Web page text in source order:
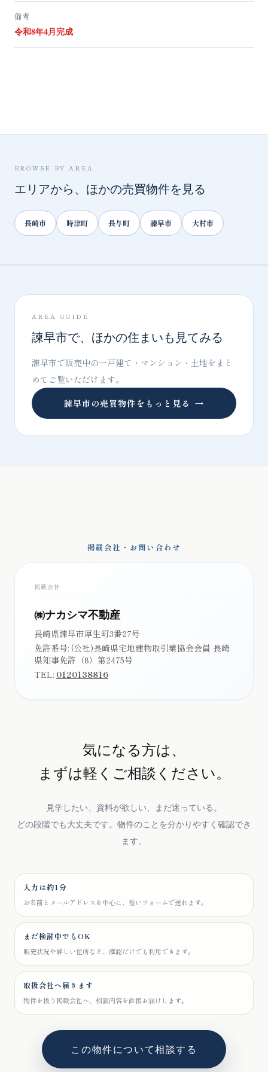
備考
令和8年4月完成
BROWSE BY AREA
エリアから、ほかの売買物件を見る
長崎市 時津町 長与町 諫早市 大村市
AREA GUIDE
諫早市で、ほかの住まいも見てみる
諫早市で販売中の一戸建て・マンション・土地をまと
めてご覧いただけます。
諫早市の売買物件をもっと見る →
掲載会社・お問い合わせ
掲載会社
㈱ナカシマ不動産
長崎県諫早市厚生町3番27号
免許番号: (公社)長崎県宅地建物取引業協会会員 長崎
県知事免許（8）第2475号
TEL: 0120138816
気になる方は、
まずは軽くご相談ください。
見学したい、資料が欲しい、まだ迷っている。
どの段階でも大丈夫です。物件のことを分かりやすく確認でき
ます。
入力は約1分
お名前とメールアドレスを中心に、短いフォームで送れます。
まだ検討中でもOK
販売状況や詳しい住所など、確認だけでも利用できます。
取扱会社へ届きます
物件を扱う掲載会社へ、相談内容を直接お届けします。
この物件について相談する